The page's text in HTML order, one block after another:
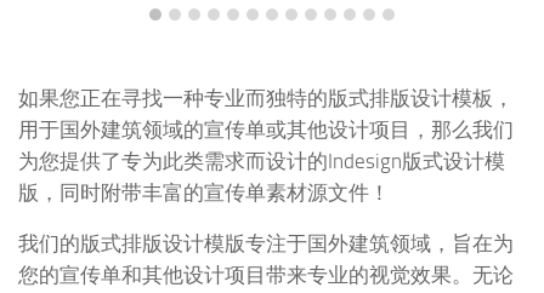
如果您正在寻找一种专业而独特的版式排版设计模板，
用于国外建筑领域的宣传单或其他设计项目，那么我们
为您提供了专为此类需求而设计的Indesign版式设计模
版，同时附带丰富的宣传单素材源文件！
我们的版式排版设计模版专注于国外建筑领域，旨在为
您的宣传单和其他设计项目带来专业的视觉效果。无论